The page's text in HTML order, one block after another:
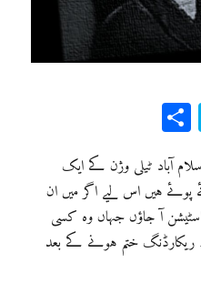
Sk
yp
e
ar
e
ہے۔ اسلام آباد ٹیلی وژن کے ایک
ہیں اس لیے اگر میں ان
آ جاؤں جہاں وہ کسی
ریکارڈنگ ختم ہونے کے بعد